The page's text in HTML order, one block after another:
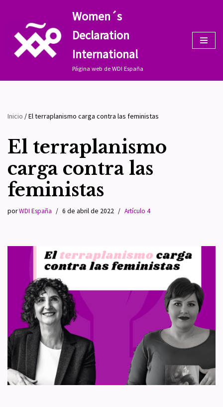
contenido
Women´s
Declaration
International
Página web de WDI España
Inicio /El terraplanismo carga contra las feministas
El terraplanismo
carga contra las
feministas
porWDI España 6 de abril de 2022 Artículo 4